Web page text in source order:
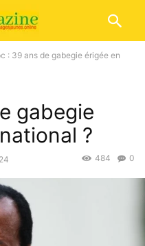
: 39 ans de gabegie érigée en
gabegie
?
0
484